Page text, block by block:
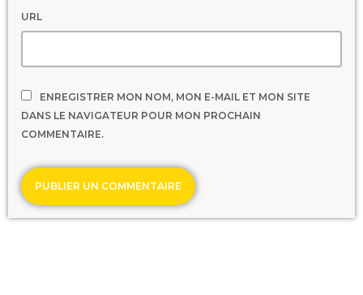
URL
ENREGISTRER MON NOM, MON E-MAIL ET MON SITE
DANS LE NAVIGATEUR POUR MON PROCHAIN
COMMENTAIRE.